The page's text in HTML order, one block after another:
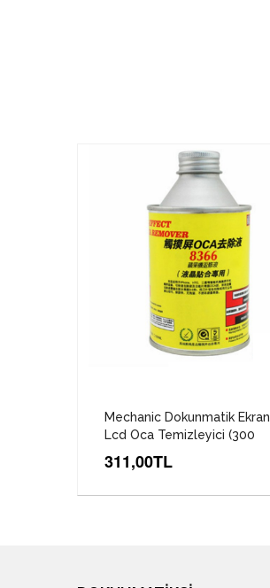
Mechanic Dokunmatik Ekran
Lcd Oca Temizleyici (300
311,00TL